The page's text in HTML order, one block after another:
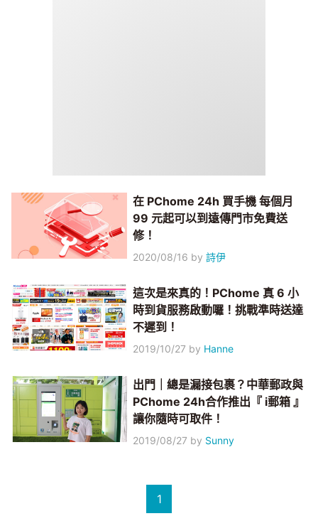
在 PChome 24h 買手機 每個月
99 元起可以到遠傳門市免費送
修！
2020/08/16 by詩伊
這次是來真的！PChome 真 6 小
時到貨服務啟動囉！挑戰準時送達
不遲到！
2019/10/27 by Hanne
出門｜總是漏接包裹？中華郵政與
PChome 24h合作推出『 i郵箱 』
讓你隨時可取件！
2019/08/27 by Sunny
1